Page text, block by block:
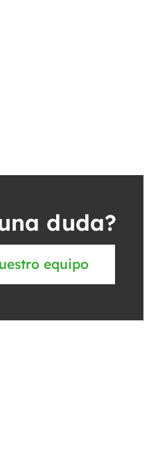
duda?
equipo